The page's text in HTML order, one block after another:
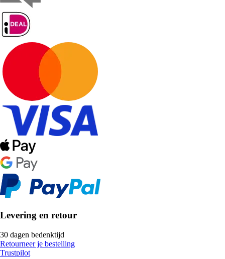
Levering en retour
30 dagen bedenktijd
Retourneer je bestelling
Trustpilot